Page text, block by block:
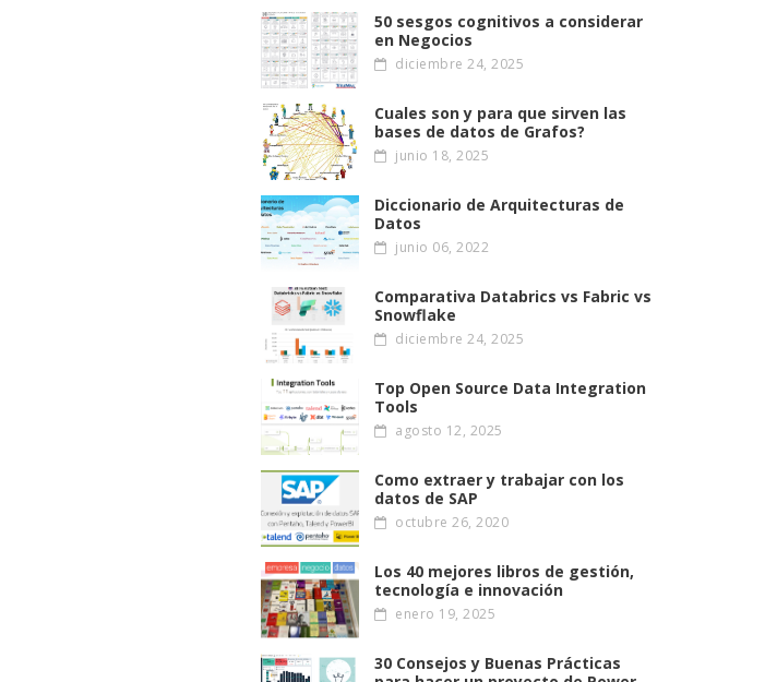
50 sesgos cognitivos a considerar
en Negocios
diciembre 24, 2025
Cuales son y para que sirven las
bases de datos de Grafos?
junio 18, 2025
Diccionario de Arquitecturas de
Datos
junio 06, 2022
Comparativa Databrics vs Fabric vs
Snowflake
diciembre 24, 2025
Top Open Source Data Integration
Tools
agosto 12, 2025
Como extraer y trabajar con los
datos de SAP
octubre 26, 2020
Los 40 mejores libros de gestión,
tecnología e innovación
enero 19, 2025
30 Consejos y Buenas Prácticas